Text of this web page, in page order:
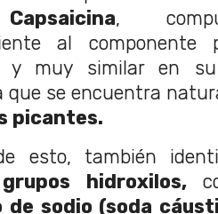
,
al componente
y muy similar en
que se encuentra
picantes.
esto, también
hidroxilos,
de sodio (soda